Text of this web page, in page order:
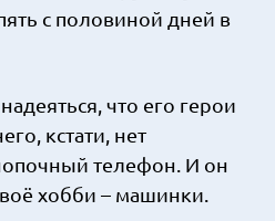
с половиной дней в
что его герои
кстати, нет
телефон. И он
хобби – машинки.